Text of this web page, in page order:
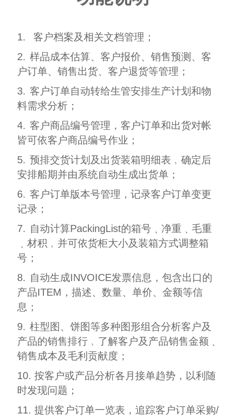
1.
客户档案及相关文档管理；
2. 样品成本估算、客户报价、销售预测、客
户订单、销售出货、客户退货等管理；
3. 客户订单自动转给生管安排生产计划和物
料需求分析；
4. 客户商品编号管理，客户订单和出货对帐
皆可依客户商品编号作业；
5. 预排交货计划及出货装箱明细表﹐确定后
安排船期并由系统自动生成出货单；
6. 客户订单版本号管理，记录客户订单变更
记录；
7. 自动计算PackingList的箱号﹑净重﹑毛重
﹑材积﹐并可依货柜大小及装箱方式调整箱
号；
8. 自动生成INVOICE发票信息，包含出口的
产品ITEM，描述、数量、单价、金额等信
息；
9. 柱型图、饼图等多种图形组合分析客户及
产品的销售排行﹐了解客户及产品销售金额﹑
销售成本及毛利贡献度；
10. 按客户或产品分析各月接单趋势，以利随
时发现问题；
11. 提供客户订单一览表，追踪客户订单采购/